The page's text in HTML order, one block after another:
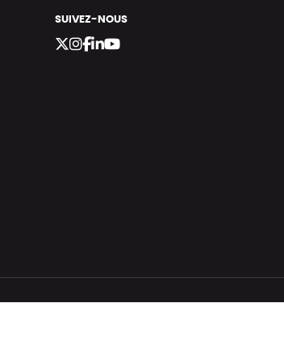
SUIVEZ-NOUS